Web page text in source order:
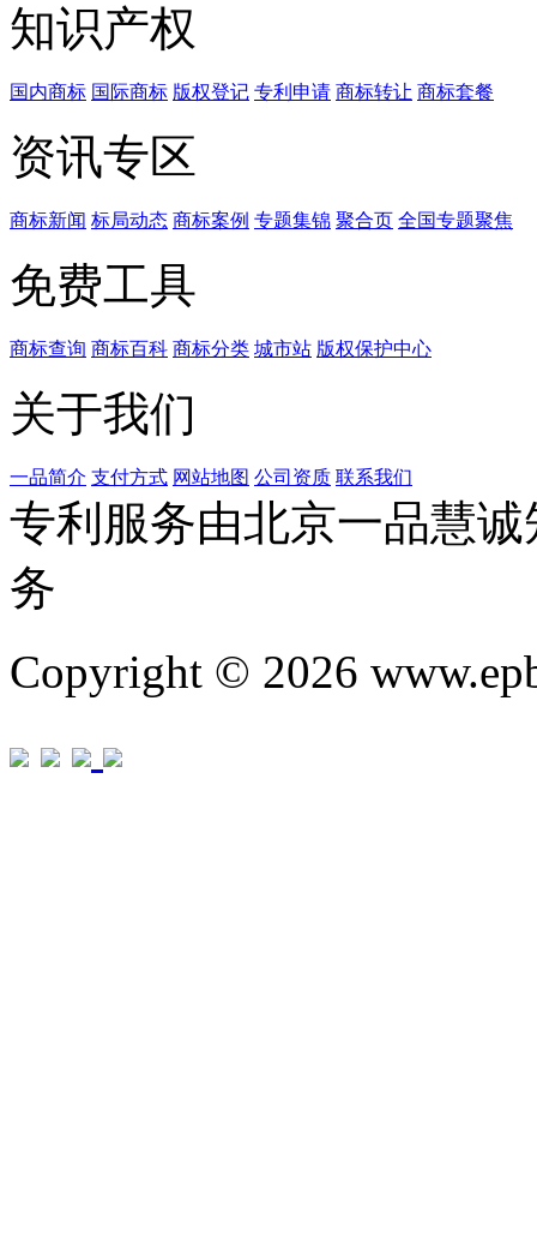
知识产权
国内商标 国际商标 版权登记 专利申请 商标转让 商标套餐
资讯专区
商标新闻 标局动态 商标案例 专题集锦 聚合页 全国专题聚焦
免费工具
商标查询 商标百科 商标分类 城市站 版权保护中心
关于我们
一品简介 支付方式 网站地图 公司资质 联系我们
专利服务由北京一品慧
务
Copyright © 2026